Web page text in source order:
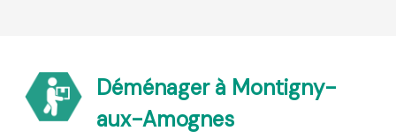
Déménager à Montigny-
aux-Amognes